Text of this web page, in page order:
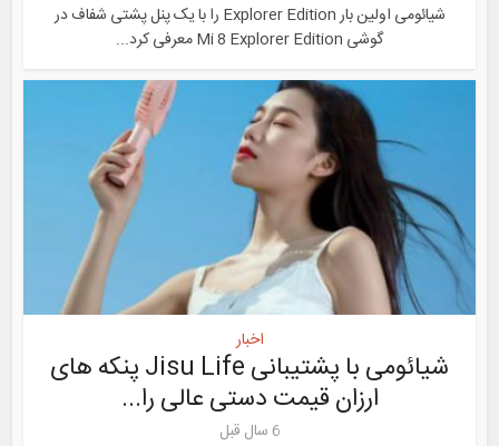
شیائومی اولین بار Explorer Edition را با یک پنل پشتی شفاف در
گوشی Mi 8 Explorer Edition معرفی کرد...
اخبار
شیائومی با پشتیبانی Jisu Life پنکه های
ارزان قیمت دستی عالی را...
6 سال قبل